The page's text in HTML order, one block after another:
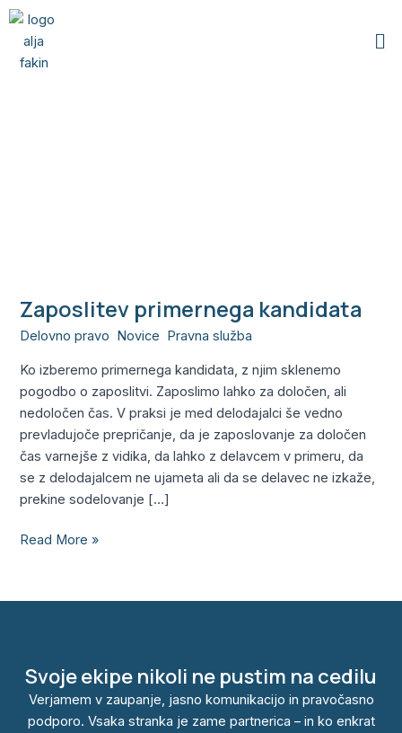
Skip
content
Zaposlitev primernega kandidata
Delovno pravo Novice Pravna služba
Ko izberemo primernega kandidata, z njim sklenemo
pogodbo o zaposlitvi. Zaposlimo lahko za določen, ali
nedoločen čas. V praksi je med delodajalci še vedno
prevladujoče prepričanje, da je zaposlovanje za določen
čas varnejše z vidika, da lahko z delavcem v primeru, da
se z delodajalcem ne ujameta ali da se delavec ne izkaže,
prekine sodelovanje […]
Zaposlitev
primernega
kandidata
Read More »
Svoje ekipe nikoli ne pustim na cedilu
Verjamem v zaupanje, jasno komunikacijo in pravočasno
podporo. Vsaka stranka je zame partnerica – in ko enkrat